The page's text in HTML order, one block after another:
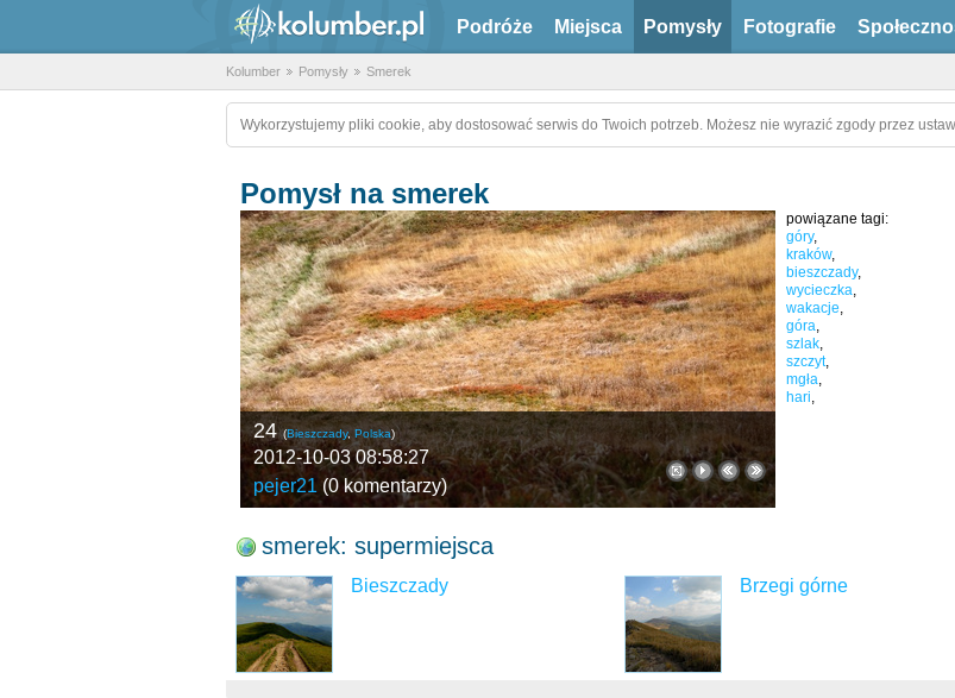
Podróże Miejsca Pomysły Fotografie
Kolumber Pomysły Smerek
Wykorzystujemy pliki cookie, aby dostosować serwis do Twoich potrzeb. Możesz nie wyrazić zgody przez
Pomysł na smerek
powiązane tagi:
góry,
kraków,
bieszczady,
wycieczka,
wakacje,
góra,
szlak,
szczyt,
mgła,
hari,
24 (Bieszczady, Polska)
2012-10-03 08:58:27
pejer21 (0 komentarzy)
smerek: supermiejsca
Bieszczady Brzegi górne